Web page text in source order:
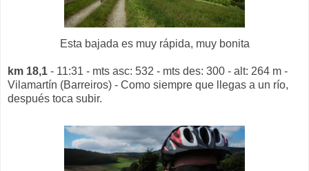
Esta bajada es muy rápida, muy bonita
km 18,1 - 11:31 - mts asc: 532 - mts des: 300 - alt: 264 m -
Vilamartín (Barreiros) - Como siempre que llegas a un río,
después toca subir.